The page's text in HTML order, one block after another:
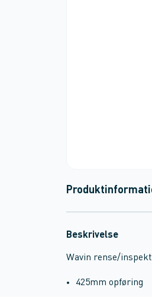
Beskrivelse
Wavin rense/
425mm opføring